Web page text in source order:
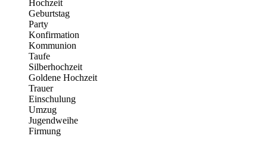
Hochzeit
Geburtstag
Party
Konfirmation
Kommunion
Taufe
Silberhochzeit
Goldene Hochzeit
Trauer
Einschulung
Umzug
Jugendweihe
Firmung